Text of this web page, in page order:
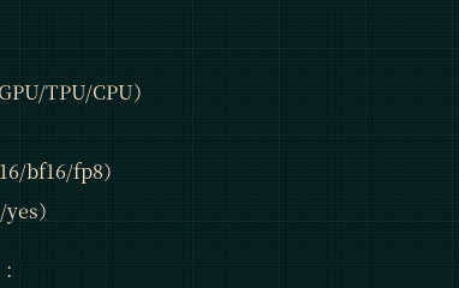
TPU/CPU）
bf16/fp8）
）